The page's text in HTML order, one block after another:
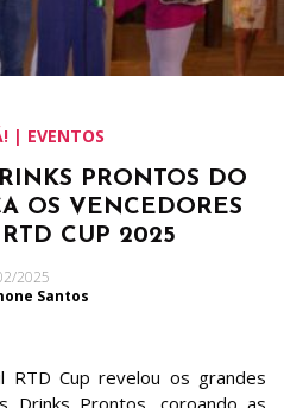
| EVENTOS
PRONTOS DO
OS VENCEDORES
CUP 2025
2025
Santos
RTD Cup revelou os grandes